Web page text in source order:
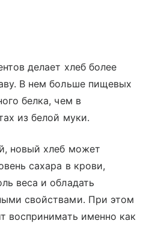
делает хлеб более
В нем больше пищевых
белка, чем в
из белой муки.
новый хлеб может
сахара в крови,
веса и обладать
свойствами. При этом
воспринимать именно как